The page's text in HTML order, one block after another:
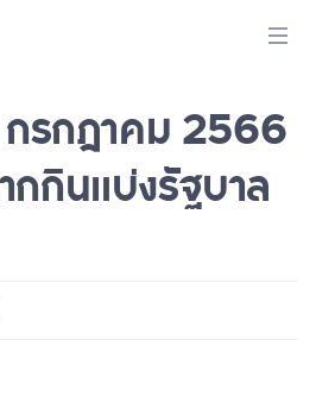
รกฎาคม 2566
กินแบ่งรัฐบาล